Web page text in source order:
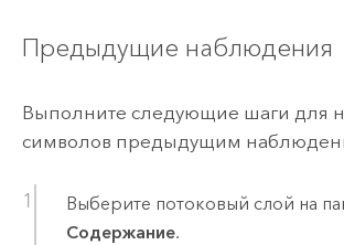
Предыдущие наблюдения
Выполните следующие шаги для
символов предыдущим
Выберите потоковый слой на
Содержание.